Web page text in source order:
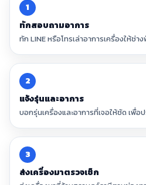
1
ทักสอบถามอาการ
ทัก LINE หรือโทรเล่าอาการเครื่องให้ช่า
2
แจ้งรุ่นและอาการ
บอกรุ่นเครื่องและอาการที่เจอให้ชัด เพื่อ
3
ส่งเครื่องมาตรวจเช็ก